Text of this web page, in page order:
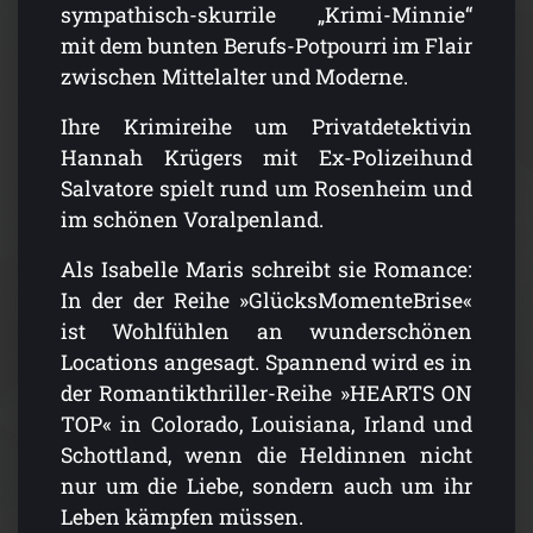
sympathisch-skurrile „Krimi-Minnie“
mit dem bunten Berufs-Potpourri im Flair
zwischen Mittelalter und Moderne.
Ihre Krimireihe um Privatdetektivin
Hannah Krügers mit Ex-Polizeihund
Salvatore spielt rund um Rosenheim und
im schönen Voralpenland.
Als Isabelle Maris schreibt sie Romance:
In der der Reihe »GlücksMomenteBrise«
ist Wohlfühlen an wunderschönen
Locations angesagt. Spannend wird es in
der Romantikthriller-Reihe »HEARTS ON
TOP« in Colorado, Louisiana, Irland und
Schottland, wenn die Heldinnen nicht
nur um die Liebe, sondern auch um ihr
Leben kämpfen müssen.